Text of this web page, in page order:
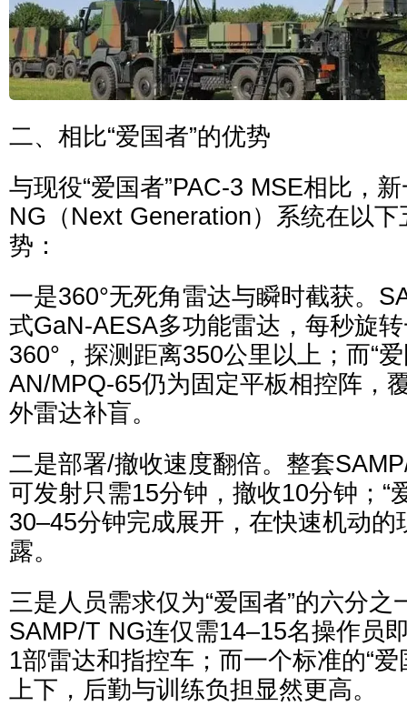
二、相比“爱国者”的优势
与现役“爱国者”PAC-3 MSE相比，
NG（Next Generation）系统在以
势：
一是360°无死角雷达与瞬时截获。
式GaN-AESA多功能雷达，每秒旋
360°，探测距离350公里以上；而“
AN/MPQ-65仍为固定平板相控阵，
外雷达补盲。
二是部署/撤收速度翻倍。整套
可发射只需15分钟，撤收10分钟；“
30–45分钟完成展开，在快速机动的
露。
三是人员需求仅为“爱国者”的六分之
SAMP/T NG连仅需14–15名操作员
1部雷达和指控车；而一个标准的“
上下，后勤与训练负担显然更高。